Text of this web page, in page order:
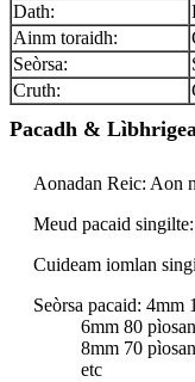
Dath:
Ainm toraidh:
Seòrsa:
Cruth:
Pacadh &
Aonadan Reic: Aon
Meud pacaid
Cuideam iomlan
Seòrsa pacaid: 4mm
6mm 80
8mm 70
etc